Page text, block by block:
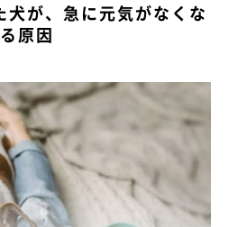
犬が、急に元気がなくな
る原因